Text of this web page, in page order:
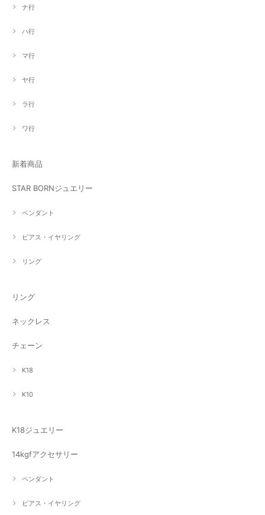
ナ行
ハ行
マ行
ヤ行
ラ行
ワ行
新着商品
STAR BORNジュエリー
ペンダント
ピアス・イヤリング
リング
リング
ネックレス
チェーン
K18
K10
K18ジュエリー
14kgfアクセサリー
ペンダント
ピアス・イヤリング